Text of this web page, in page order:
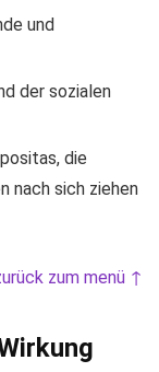
und
der sozialen
die
nach sich ziehen
zum menü ↑